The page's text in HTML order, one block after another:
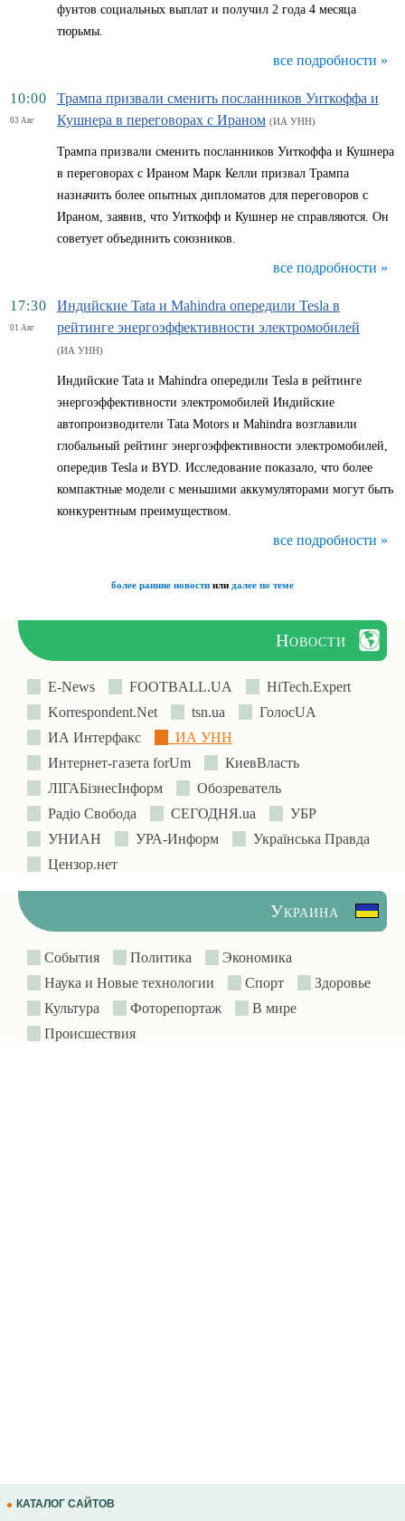
фунтов социальных выплат и получил 2 года 4 месяца
тюрьмы.
все подробности »
10:00
03 Авг
Трампа призвали сменить посланников Уиткоффа и
Кушнера в переговорах с Ираном (ИА УНН)
Трампа призвали сменить посланников Уиткоффа и Кушнера
в переговорах с Ираном Марк Келли призвал Трампа
назначить более опытных дипломатов для переговоров с
Ираном, заявив, что Уиткофф и Кушнер не справляются. Он
советует объединить союзников.
все подробности »
17:30
01 Авг
Индийские Tata и Mahindra опередили Tesla в
рейтинге энергоэффективности электромобилей
(ИА УНН)
Индийские Tata и Mahindra опередили Tesla в рейтинге
энергоэффективности электромобилей Индийские
автопроизводители Tata Motors и Mahindra возглавили
глобальный рейтинг энергоэффективности электромобилей,
опередив Tesla и BYD. Исследование показало, что более
компактные модели с меньшими аккумуляторами могут быть
конкурентным преимуществом.
все подробности »
более ранние новости или далее по теме
Новости
E-News FOOTBALL.UA
HiTech.Expert
Korrespondent.Net
tsn.ua
ГолосUA
ИА Интерфакс
ИА УНН
Интернет-газета forUm
КиевВласть
ЛIГАБiзнесIнформ
Обозреватель
Радіо Свобода
СЕГОДНЯ.ua
УБР
УНИАН
УРА-Информ
Українська Правда
Цензор.нет
Украина
События Политика
Экономика
Наука и Новые технологии
Спорт
Здоровье
Культура
Фоторепортаж
В мире
Происшествия
КАТАЛОГ САЙТОВ